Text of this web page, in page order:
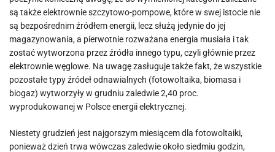
są także elektrownie szczytowo-pompowe, które w swej istocie nie
są bezpośrednim źródłem energii, lecz służą jedynie do jej
magazynowania, a pierwotnie rozważana energia musiała i tak
zostać wytworzona przez źródła innego typu, czyli głównie przez
elektrownie węglowe. Na uwagę zasługuje także fakt, że wszystkie
pozostałe typy źródeł odnawialnych (fotowoltaika, biomasa i
biogaz) wytworzyły w grudniu zaledwie 2,40 proc.
wyprodukowanej w Polsce energii elektrycznej.
Niestety grudzień jest najgorszym miesiącem dla fotowoltaiki,
ponieważ dzień trwa wówczas zaledwie około siedmiu godzin,